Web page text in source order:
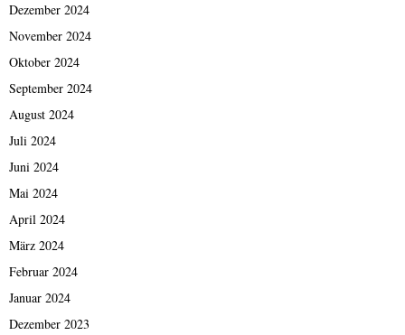
Dezember 2024
November 2024
Oktober 2024
September 2024
August 2024
Juli 2024
Juni 2024
Mai 2024
April 2024
März 2024
Februar 2024
Januar 2024
Dezember 2023